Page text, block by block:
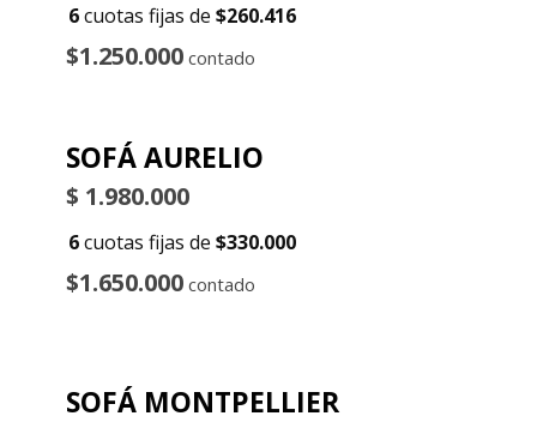
6cuotas fijas de $260.416
$1.250.000 contado
SOFÁ AURELIO
$ 1.980.000
6cuotas fijas de $330.000
$1.650.000 contado
SOFÁ MONTPELLIER